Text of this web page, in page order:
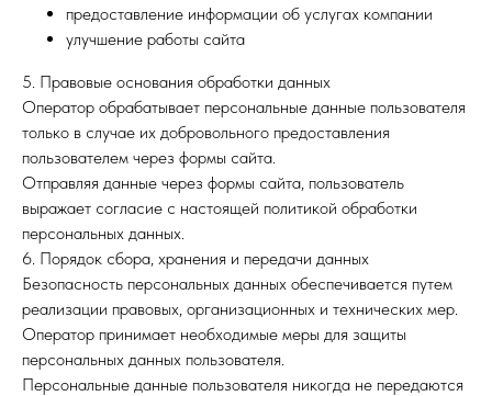
предоставление информации об услугах компании
улучшение работы сайта
5. Правовые основания обработки данных
Оператор обрабатывает персональные данные пользователя
только в случае их добровольного предоставления
пользователем через формы сайта.
Отправляя данные через формы сайта, пользователь
выражает согласие с настоящей политикой обработки
персональных данных.
6. Порядок сбора, хранения и передачи данных
Безопасность персональных данных обеспечивается путем
реализации правовых, организационных и технических мер.
Оператор принимает необходимые меры для защиты
персональных данных пользователя.
Персональные данные пользователя никогда не передаются